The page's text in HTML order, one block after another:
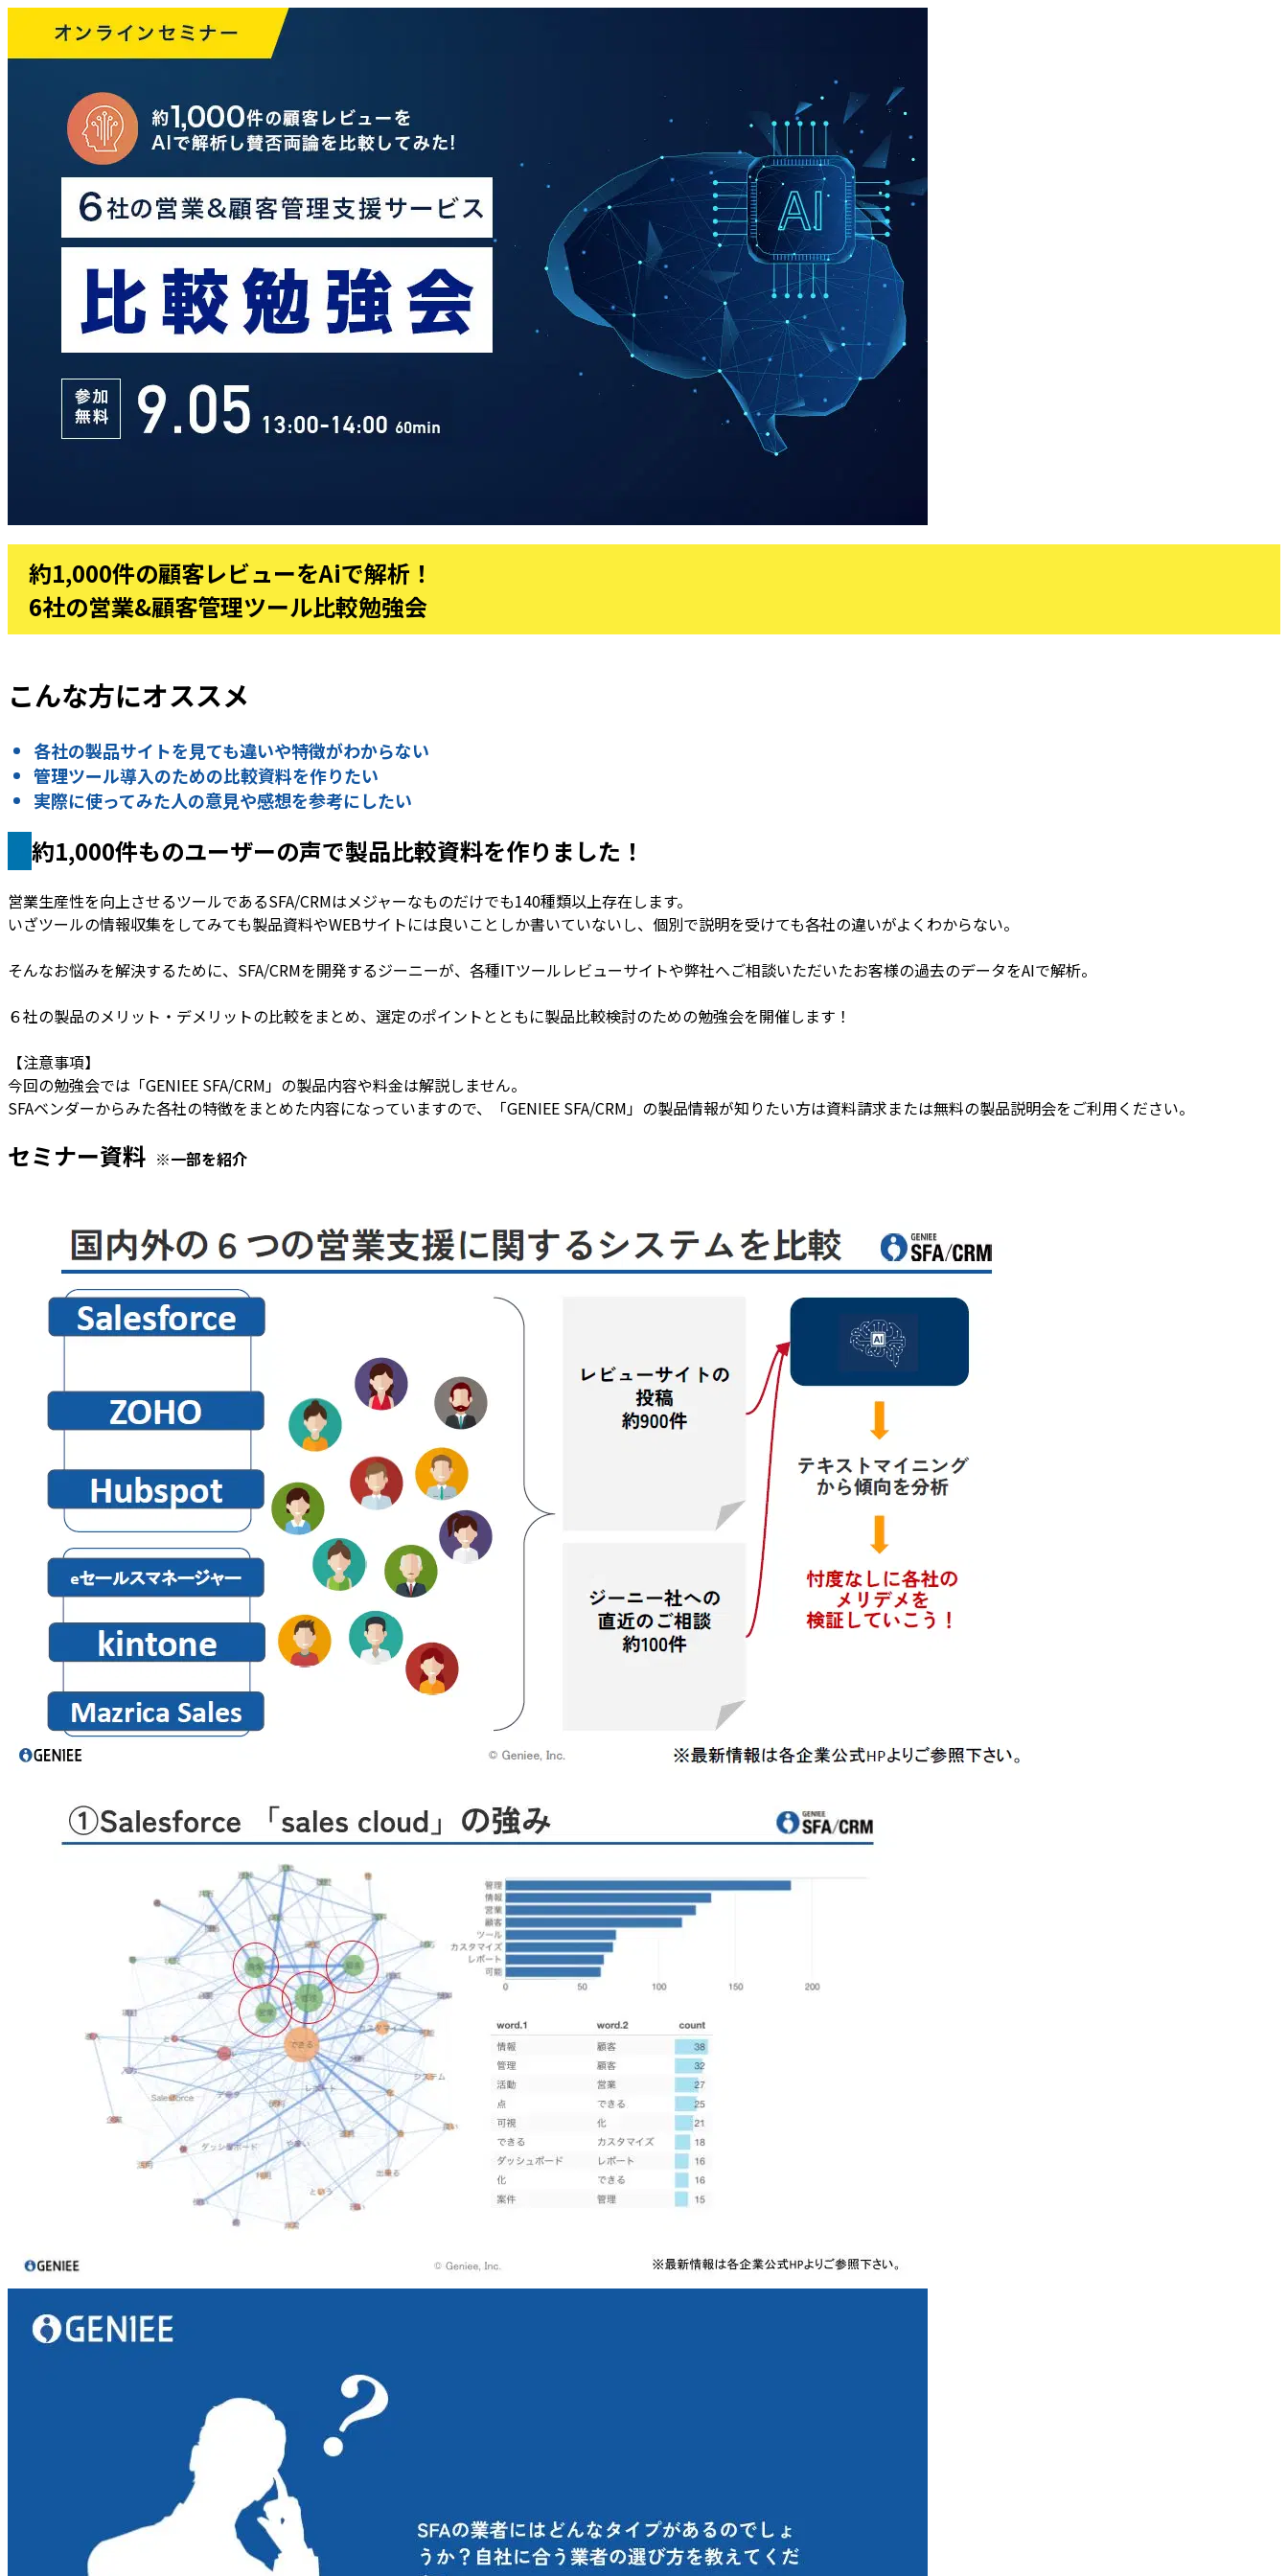
約1,000件の顧客レビューをAiで解析！
6社の営業&顧客管理ツール比較勉強会
こんな方にオススメ
各社の製品サイトを見ても違いや特徴がわからない
管理ツール導入のための比較資料を作りたい
実際に使ってみた人の意見や感想を参考にしたい
約1,000件ものユーザーの声で製品比較資料を作りました！
営業生産性を向上させるツールであるSFA/CRMはメジャーなものだけでも140種類以上存在します。
いざツールの情報収集をしてみても製品資料やWEBサイトには良いことしか書いていないし、個別で説明を受けても各社の違いがよくわからない。
そんなお悩みを解決するために、SFA/CRMを開発するジーニーが、各種ITツールレビューサイトや弊社へご相談いただいたお客様の過去のデータをAIで解析。
６社の製品のメリット・デメリットの比較をまとめ、選定のポイントとともに製品比較検討のための勉強会を開催します！
【注意事項】
今回の勉強会では「GENIEE SFA/CRM」の製品内容や料金は解説しません。
SFAベンダーからみた各社の特徴をまとめた内容になっていますので、「GENIEE SFA/CRM」の製品情報が知りたい方は資料請求または無料の製品説明会をご利用ください。
セミナー資料 ※一部を紹介